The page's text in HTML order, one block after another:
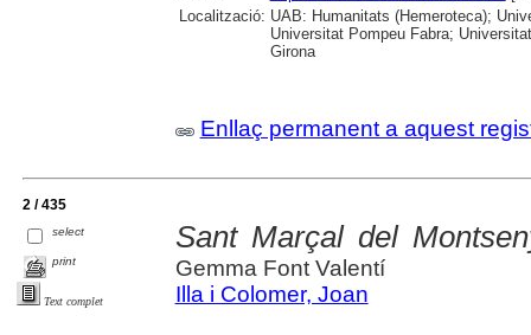
Localització: UAB: Humanitats (Hemeroteca);
Universitat Pompeu Fabra;
Girona
Enllaç permanent a aquest
2 / 435
select
print
Text complet
Sant Marçal del
Gemma Font Valentí
Illa i Colomer, Joan